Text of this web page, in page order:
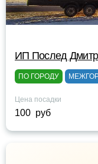
ИП Послед
ПО ГОРОДУ
Цена посадки
100 руб